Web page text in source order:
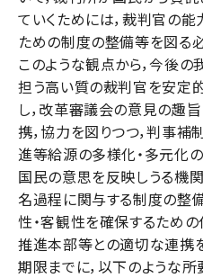
ていくためには，裁判官の
ための制度の整備等を図る
このような観点から，今後
担う高い質の裁判官を安定
し，改革審議会の意見の趣
携，協力を図りつつ，判事
進等給源の多様化・多元化の
国民の意思を反映しうる機
名過程に関与する制度の整
性・客観性を確保するため
推進本部等との適切な連携
期限までに，以下のような所